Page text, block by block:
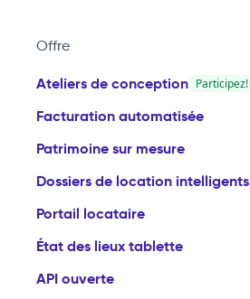
Offre
Ateliers de conception Participez!
Facturation automatisée
Patrimoine sur mesure
Dossiers de location intelligents
Portail locataire
État des lieux tablette
API ouverte